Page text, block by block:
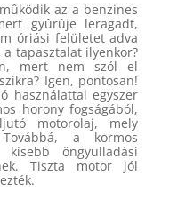
az a benzines
gyûrûje leragadt,
óriási felületet adva
tapasztalat ilyenkor?
mert nem szól el
Igen, pontosan!
használattal egyszer
horony fogságából,
motorolaj, mely
a kormos
öngyulladási
Tiszta motor jól